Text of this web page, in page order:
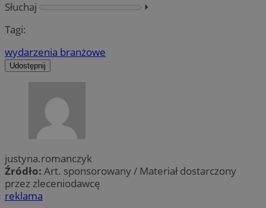
Słuchaj
⏵︎
Tagi:
wydarzenia branżowe
Udostępnij
justyna.romanczyk
Źródło: Art. sponsorowany / Materiał dostarczony
przez zleceniodawcę
reklama